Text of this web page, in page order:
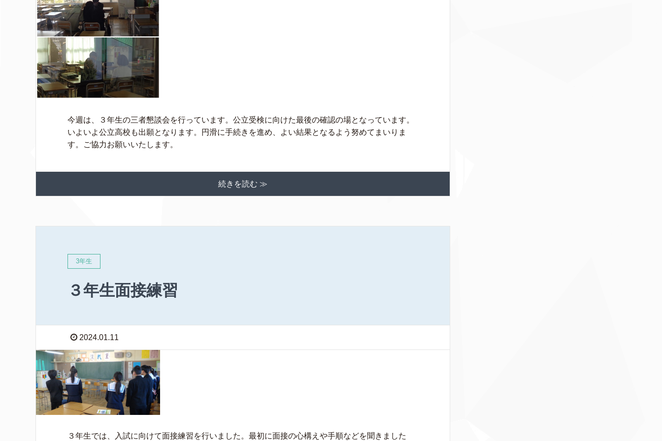
今週は、３年生の三者懇談会を行っています。公立受検に向けた最後の確認の場となっています。
いよいよ公立高校も出願となります。円滑に手続きを進め、よい結果となるよう努めてまいりま
す。ご協力お願いいたします。
続きを読む ≫
3年生
３年生面接練習
2024.01.11
３年生では、入試に向けて面接練習を行いました。最初に面接の心構えや手順などを聞きました